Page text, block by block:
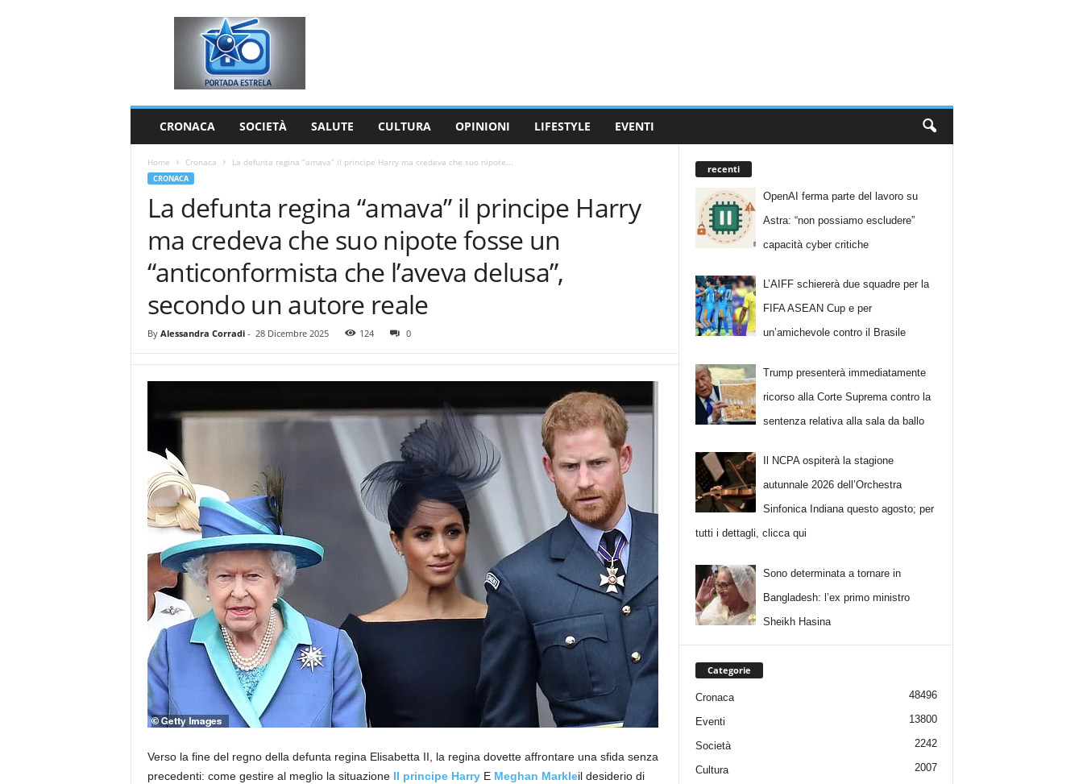
CRONACA SOCIETÀ SALUTE CULTURA OPINIONI LIFESTYLE EVENTI
Home Cronaca La defunta regina “amava” il principe Harry ma credeva che suo nipote...
CRONACA
La defunta regina “amava” il principe Harry
ma credeva che suo nipote fosse un
“anticonformista che l’aveva delusa”,
secondo un autore reale
By Alessandra Corradi- 28 Dicembre 2025 124 0
Verso la fine del regno della defunta regina Elisabetta II, la regina dovette affrontare una sfida senza
precedenti: come gestire al meglio la situazione Il principe HarryE Meghan Markleil desiderio di
recenti
OpenAI ferma parte del lavoro su
Astra: “non possiamo escludere”
capacità cyber critiche
L’AIFF schiererà due squadre per la
FIFA ASEAN Cup e per
un’amichevole contro il Brasile
Trump presenterà immediatamente
ricorso alla Corte Suprema contro la
sentenza relativa alla sala da ballo
Il NCPA ospiterà la stagione
autunnale 2026 dell’Orchestra
Sinfonica Indiana questo agosto; per
tutti i dettagli, clicca qui
Sono determinata a tornare in
Bangladesh: l’ex primo ministro
Sheikh Hasina
Categorie
Cronaca 48496
Eventi 13800
Società 2242
Cultura 2007